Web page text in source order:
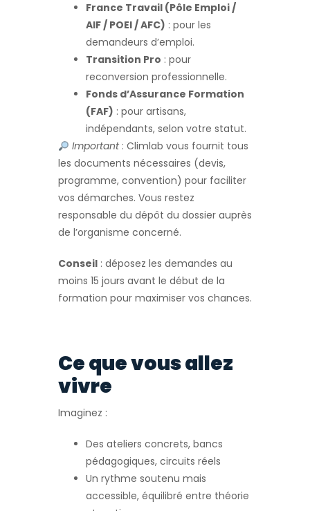
France Travail (Pôle Emploi /
AIF / POEI / AFC) : pour les
demandeurs d’emploi.
Transition Pro : pour
reconversion professionnelle.
Fonds d’Assurance Formation
(FAF) : pour artisans,
indépendants, selon votre statut.
Important: Climlab vous fournit tous
les documents nécessaires (devis,
programme, convention) pour faciliter
vos démarches. Vous restez
responsable du dépôt du dossier auprès
de l’organisme concerné.
Conseil : déposez les demandes au
moins 15 jours avant le début de la
formation pour maximiser vos chances.
Ce que vous allez
vivre
Imaginez :
Des ateliers concrets, bancs
pédagogiques, circuits réels
Un rythme soutenu mais
accessible, équilibré entre théorie